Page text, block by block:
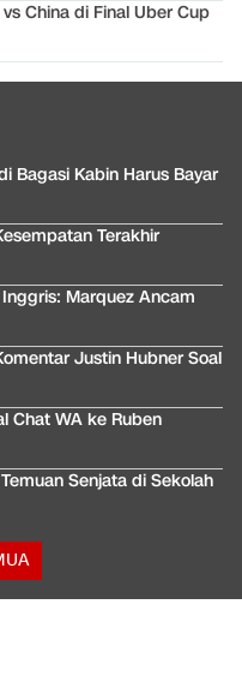
China di Final Uber Cup
Bagasi Kabin Harus Bayar
Terakhir
Marquez Ancam
Justin Hubner Soal
Chat WA ke Ruben
Senjata di Sekolah